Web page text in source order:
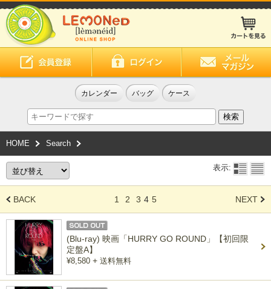
カレンダー バッグ ケース
HOME Search
表示:
BACK 1 2 3 4 5 NEXT
(Blu-ray) 映画「HURRY GO ROUND」【初回限
定盤A】
¥8,580 + 送料無料